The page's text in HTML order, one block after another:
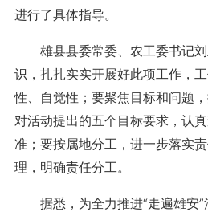
进行了具体指导。
雄县县委常委、农工委书记刘
识，扎扎实实开展好此项工作，
性、自觉性；要聚焦目标和问题
对活动提出的五个目标要求，认
准；要按属地分工，进一步落实
理，明确责任分工。
据悉，为全力推进“走遍雄安”